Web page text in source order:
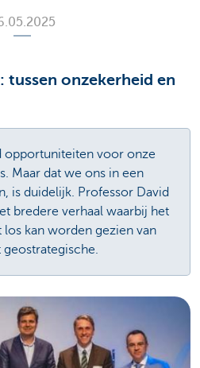
tussen onzekerheid en
opportuniteiten voor onze
Maar dat we ons in een
is duidelijk. Professor David
bredere verhaal waarbij het
kan worden gezien van